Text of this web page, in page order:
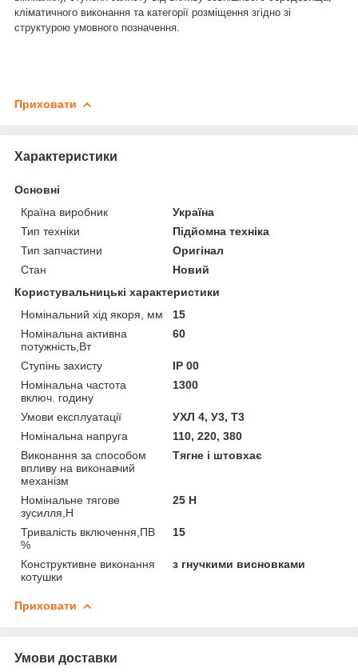
кліматичного виконання та категорії розміщення згідно зі
структурою умовного позначення
Приховати
Характеристики
Основні
Країна виробник
Україна
Тип техніки
Підйомна техніка
Тип запчастини
Оригінал
Стан
Новий
Користувальницькі характеристики
Номінальний хід якоря, мм
15
Номінальна активна
потужність,Вт
60
Ступінь захисту
IP 00
Номінальна частота
включ. годину
1300
Умови експлуатації
УХЛ 4, У3, Т3
Номінальна напруга
110, 220, 380
Виконання за способом
впливу на виконавчий
механізм
Тягне і штовхає
Номінальне тягове
зусилля,Н
25 Н
Тривалість включення,ПВ
%
15
Конструктивне виконання
котушки
з гнучкими висновками
Приховати
Умови доставки